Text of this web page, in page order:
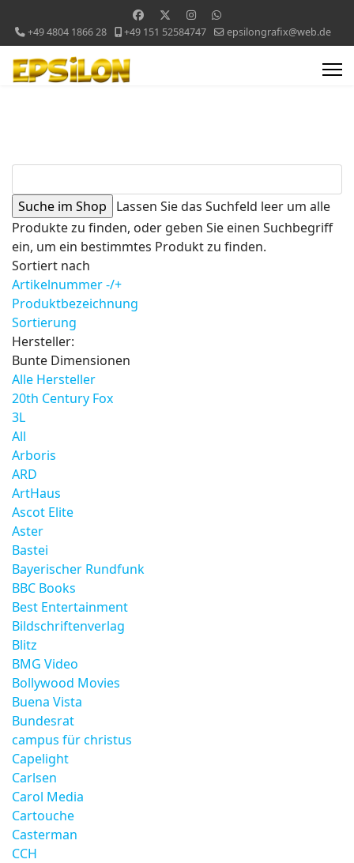
+49 4804 1866 28 +49 151 52584747 epsilongrafix@web.de
Lassen Sie das Suchfeld leer um alle
Produkte zu finden, oder geben Sie einen Suchbegriff
ein, um ein bestimmtes Produkt zu finden.
Sortiert nach
Artikelnummer -/+
Produktbezeichnung
Sortierung
Hersteller:
Bunte Dimensionen
Alle Hersteller
20th Century Fox
3L
All
Arboris
ARD
ArtHaus
Ascot Elite
Aster
Bastei
Bayerischer Rundfunk
BBC Books
Best Entertainment
Bildschriftenverlag
Blitz
BMG Video
Bollywood Movies
Buena Vista
Bundesrat
campus für christus
Capelight
Carlsen
Carol Media
Cartouche
Casterman
CCH